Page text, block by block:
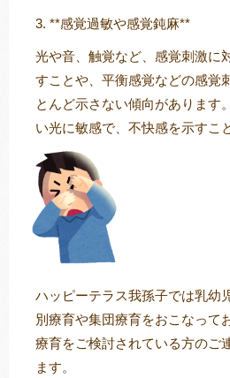
3. **感覚過敏や感覚鈍麻**
光や音、触覚など、感覚刺激に
すことや、平衡感覚などの感覚
とんど示さない傾向があります
い光に敏感で、不快感を示すこ
ハッピーテラス我孫子では乳幼
別療育や集団療育をおこなって
療育をご検討されている方のご
ます。